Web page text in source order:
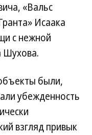
«Вальс
Исаака
с нежной
Шухова.
были,
убежденность
взгляд привык